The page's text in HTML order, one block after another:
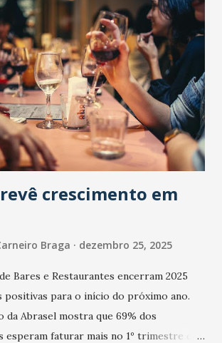
crescimento em
Braga dezembro 25, 2025
Bares e Restaurantes encerram 2025
positivas para o início do próximo ano.
da Abrasel mostra que 69% dos
esperam faturar mais no 1º trimestre de